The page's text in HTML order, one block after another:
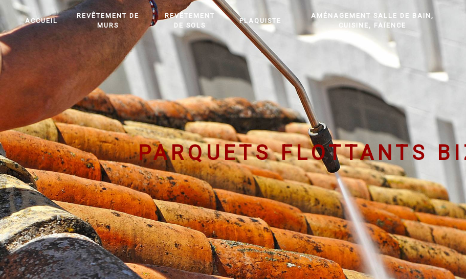
ACCUEIL
REVÊTEMENT DE
MURS
REVÊTEMENT
DE SOLS
PLAQUISTE
AMÉNAGEMENT SALLE DE BAIN,
CUISINE, FAÏENCE
PARQUETS FLOTTANTS
Panneau de gestion des cookies